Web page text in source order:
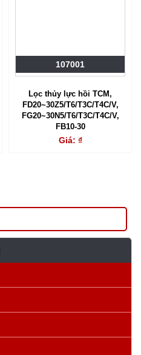
107001
Lọc thủy lực hồi TCM,
FD20~30Z5/T6/T3C/T4C/V,
FG20~30N5/T6/T3C/T4C/V,
FB10-30
Giá: ₫